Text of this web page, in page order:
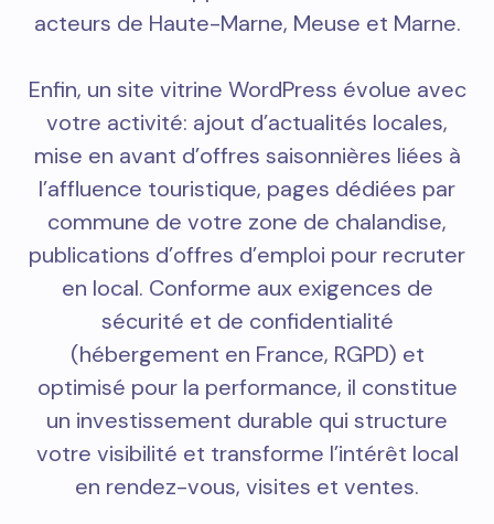
acteurs de Haute-Marne, Meuse et Marne.
Enfin, un site vitrine WordPress évolue avec
votre activité: ajout d’actualités locales,
mise en avant d’offres saisonnières liées à
l’affluence touristique, pages dédiées par
commune de votre zone de chalandise,
publications d’offres d’emploi pour recruter
en local. Conforme aux exigences de
sécurité et de confidentialité
(hébergement en France, RGPD) et
optimisé pour la performance, il constitue
un investissement durable qui structure
votre visibilité et transforme l’intérêt local
en rendez-vous, visites et ventes.